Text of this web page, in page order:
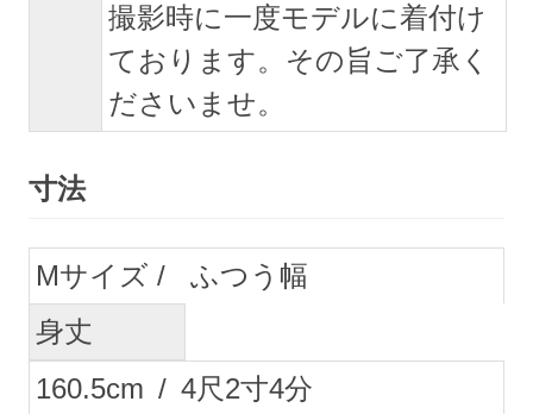
撮影時に一度モデルに着付け
ております。その旨ご了承く
ださいませ。
寸法
M
ふつう幅
身丈
160.5cm / 4尺2寸4分